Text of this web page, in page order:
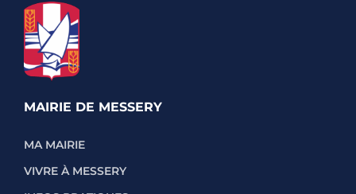
MAIRIE DE MESSERY
MA MAIRIE
VIVRE À MESSERY